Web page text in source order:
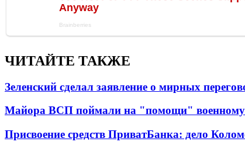
ЧИТАЙТЕ ТАКЖЕ
Зеленский сделал заявление о мирных
Майора ВСП поймали на "помощи"
Присвоение средств ПриватБанка: дело